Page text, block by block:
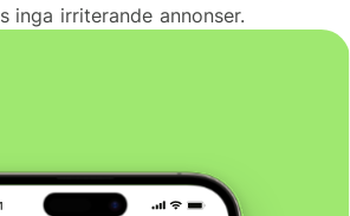
inga irriterande annonser.